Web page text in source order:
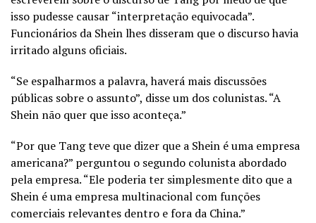
isso pudesse causar “interpretação equivocada”.
Funcionários da Shein lhes disseram que o discurso havia
irritado alguns oficiais.
“Se espalharmos a palavra, haverá mais discussões
públicas sobre o assunto”, disse um dos colunistas. “A
Shein não quer que isso aconteça.”
“Por que Tang teve que dizer que a Shein é uma empresa
americana?” perguntou o segundo colunista abordado
pela empresa. “Ele poderia ter simplesmente dito que a
Shein é uma empresa multinacional com funções
comerciais relevantes dentro e fora da China.”